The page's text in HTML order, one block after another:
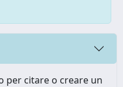
per citare o creare un